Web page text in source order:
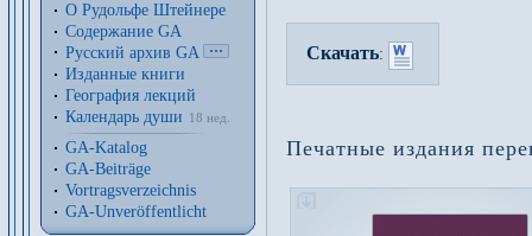
О Рудольфе Штейнере
Содержание GA
Русский архив GA
Изданные книги
География лекций
Календарь души
18 нед.
GA-Katalog
GA-Beiträge
Vortragsverzeichnis
GA-Unveröffentlicht
Скачать:
Печатные издания